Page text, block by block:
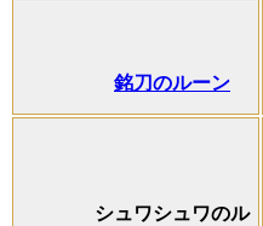
銘刀のルーン
シュワシュワのル